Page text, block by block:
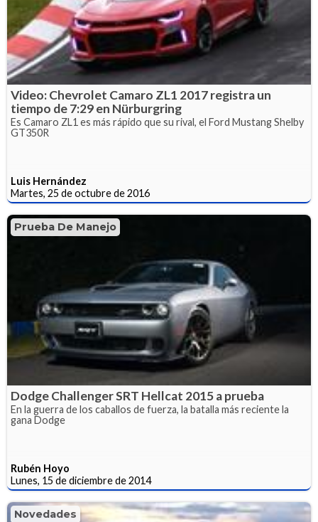
Video: Chevrolet Camaro ZL1 2017 registra un
tiempo de 7:29 en Nürburgring
Es Camaro ZL1 es más rápido que su rival, el Ford Mustang Shelby
GT350R
Luis Hernández
Martes, 25 de octubre de 2016
Prueba De Manejo
Dodge Challenger SRT Hellcat 2015 a prueba
En la guerra de los caballos de fuerza, la batalla más reciente la
gana Dodge
Rubén Hoyo
Lunes, 15 de diciembre de 2014
Novedades